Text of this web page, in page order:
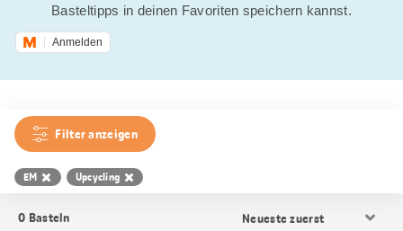
Basteltipps in deinen Favoriten speichern kannst.
Anmelden
Filter anzeigen
EM Upcycling
0 Basteln
Sortierung